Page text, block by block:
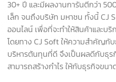
30+ ปี และมีผลงานการันตีกว่า
เล็ก จนถึงบริษัท มหาชน ทั้งนี้ CJ
ออนไลน์ เพื่อที่จะทำให้สินค้าและบ
โดยทาง CJ Soft ให้ความสำคัญกั
บริหารต้นทุนที่ดี จึงเป็นผลดีกับธุรกิ
สามารถสร้างกำไร ให้กับธุรกิจขนา